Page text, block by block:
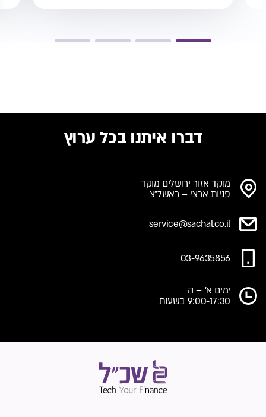
דברו איתנו בכל ערוץ
מוקד אזור ירושלים מוקד
פניות ארצי – ראשל"צ
service@sachal.co.il
03-9635856
ימים א' – ה
9:00-17:30 בשעות